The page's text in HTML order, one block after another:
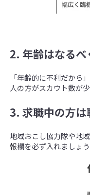
2. 年齢はなるべ
「年齢的に不利だから
人の方がスカウト数が
3. 求職中の方は
地域おこし協力隊や地
報欄を必ず入れましょう